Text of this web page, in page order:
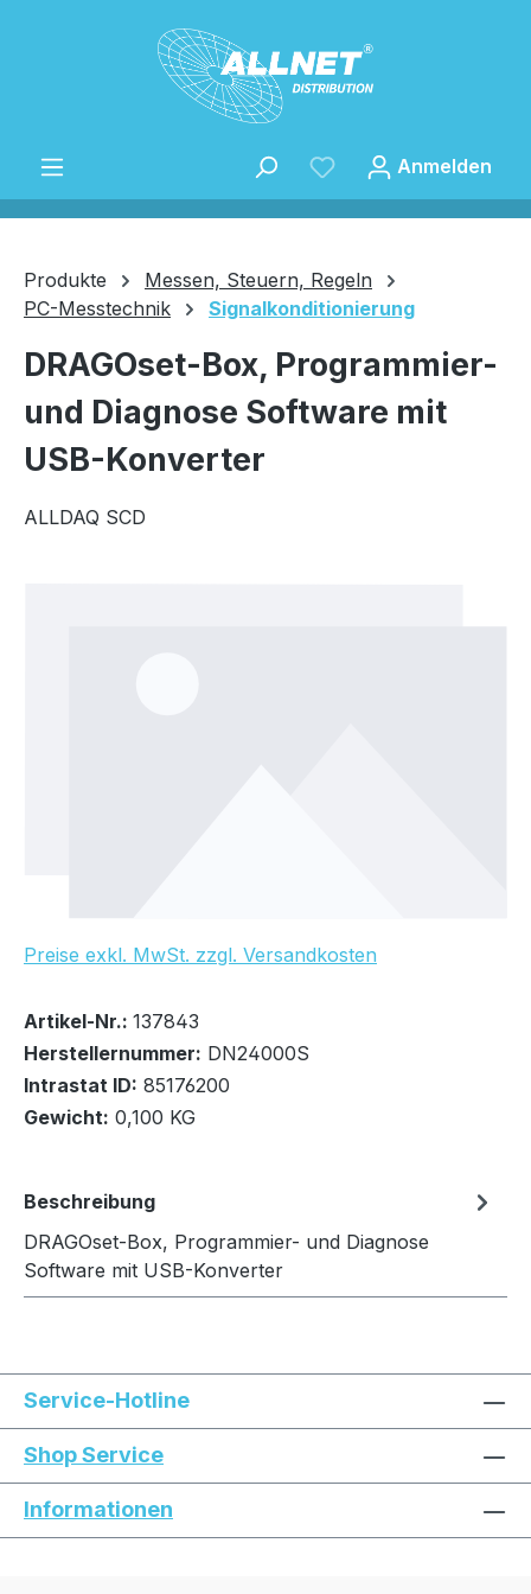
Zum Hauptinhalt springen
Speichern
Anmelden
Produkte
Messen, Steuern, Regeln
PC-Messtechnik
Signalkonditionierung
DRAGOset-Box, Programmier-
und Diagnose Software mit
USB-Konverter
ALLDAQ SCD
Preise exkl. MwSt. zzgl. Versandkosten
Bestand:0x
Nicht Lagernd
Artikel-Nr.: 137843
Herstellernummer: DN24000S
Intrastat ID: 85176200
Gewicht: 0,100 KG
Beschreibung
DRAGOset-Box, Programmier- und Diagnose
Software mit USB-Konverter
Service-Hotline
Shop Service
Informationen